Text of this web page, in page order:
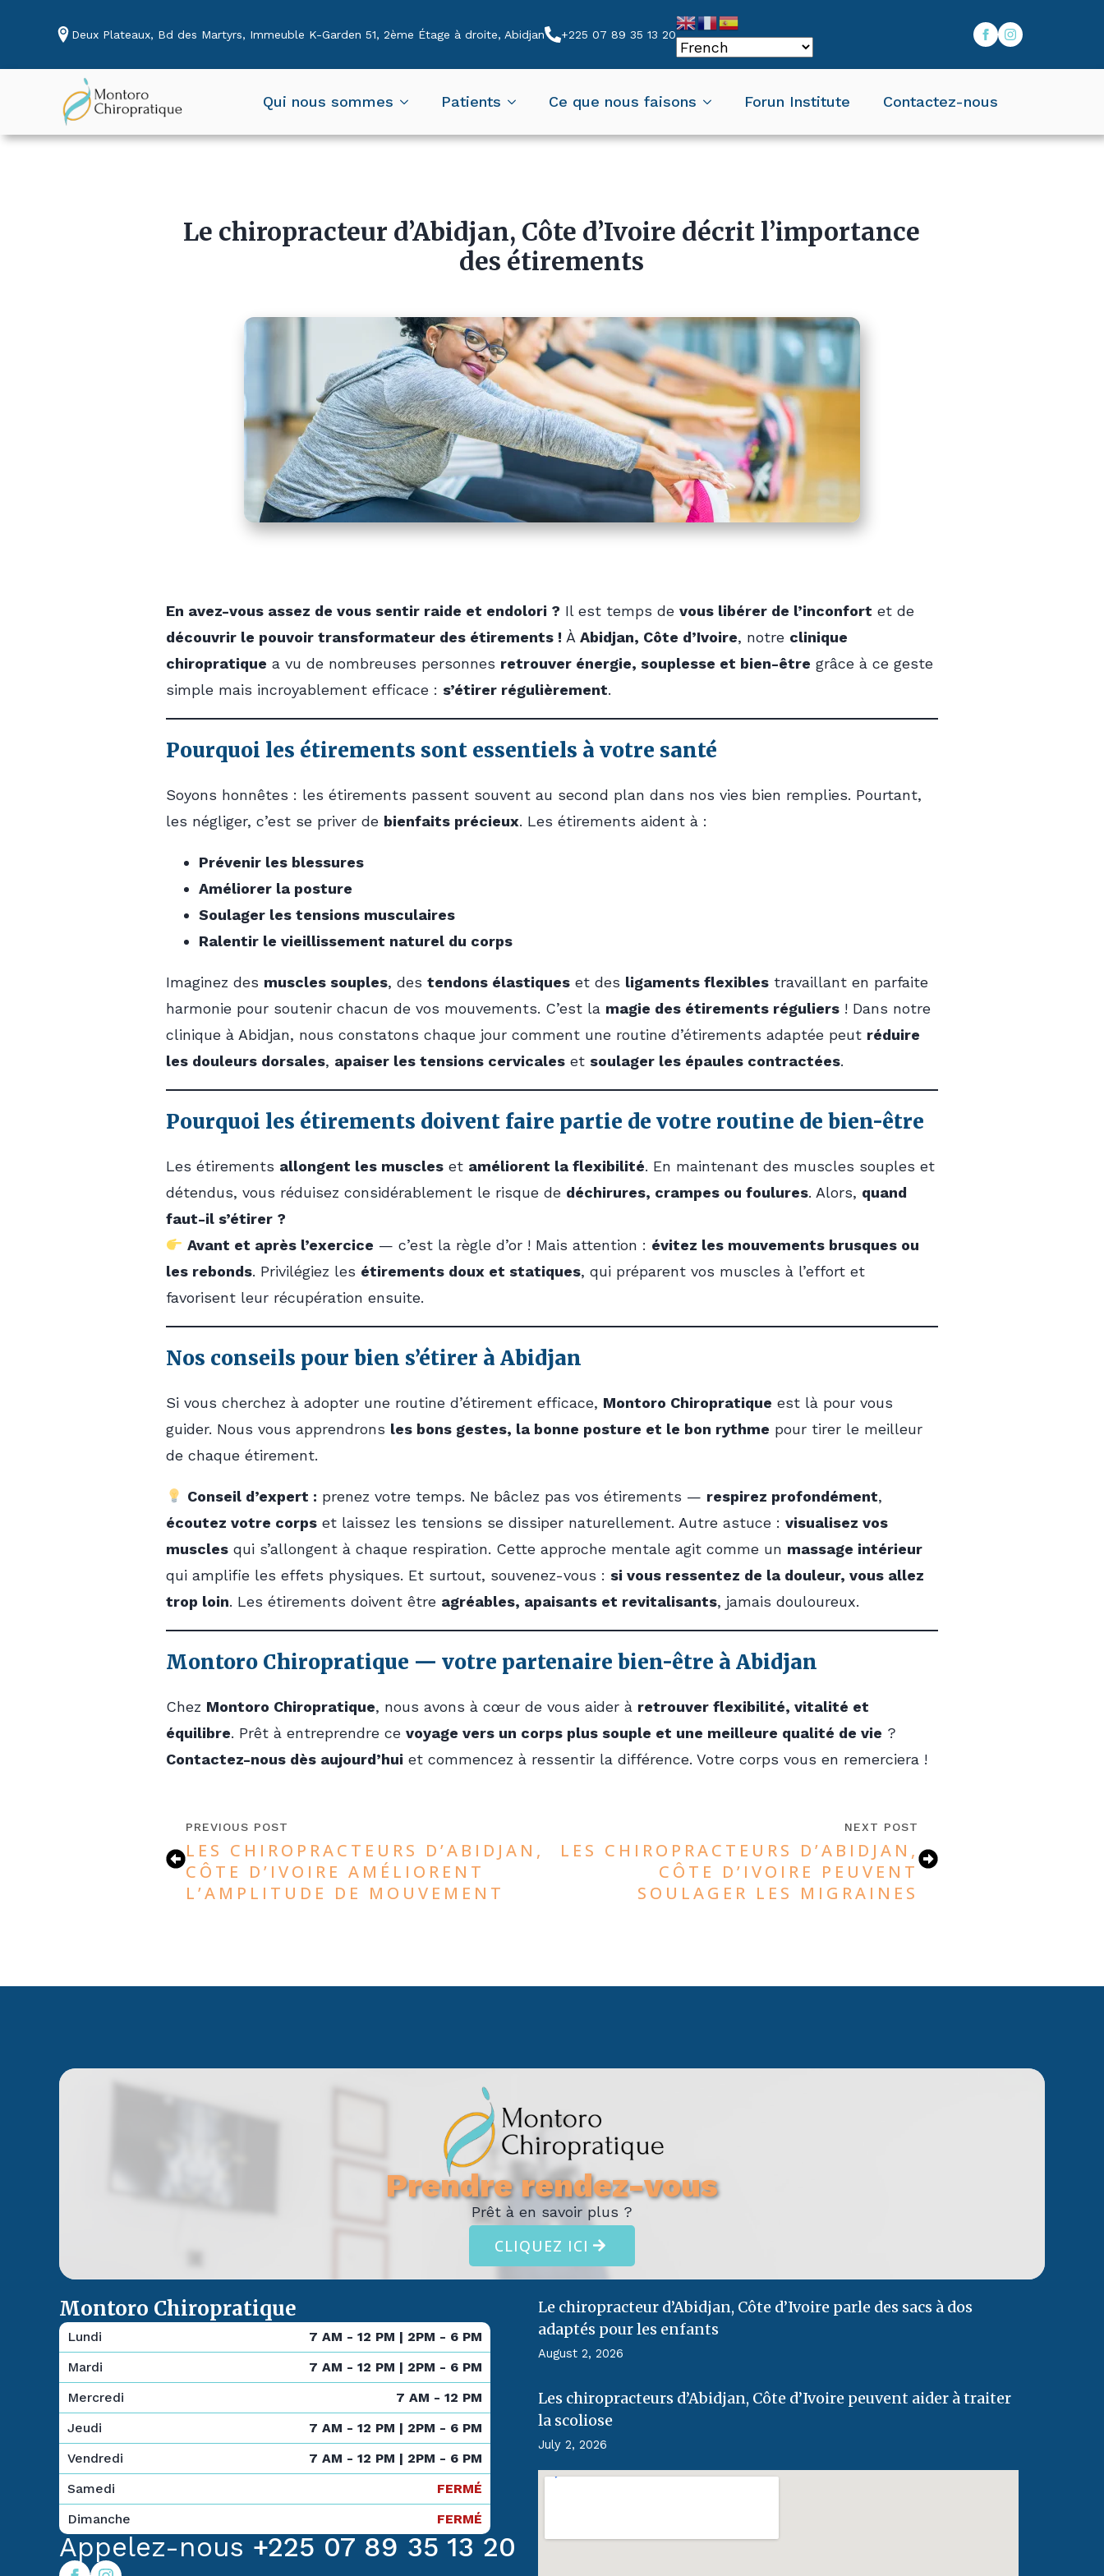
Deux Plateaux, Bd des Martyrs, Immeuble K-Garden 51, 2ème Étage à droite, Abidjan +225 07 89 35 13 20
Qui nous sommes Patients Ce que nous faisons Forun Institute Contactez-nous
Le chiropracteur d’Abidjan, Côte d’Ivoire décrit l’importance
des étirements
En avez-vous assez de vous sentir raide et endolori ? Il est temps de vous libérer de l’inconfort et de
découvrir le pouvoir transformateur des étirements ! À Abidjan, Côte d’Ivoire, notre clinique
chiropratique a vu de nombreuses personnes retrouver énergie, souplesse et bien-être grâce à ce geste
simple mais incroyablement efficace : s’étirer régulièrement.
Pourquoi les étirements sont essentiels à votre santé
Soyons honnêtes : les étirements passent souvent au second plan dans nos vies bien remplies. Pourtant,
les négliger, c’est se priver de bienfaits précieux. Les étirements aident à :
Prévenir les blessures
Améliorer la posture
Soulager les tensions musculaires
Ralentir le vieillissement naturel du corps
Imaginez des muscles souples, des tendons élastiqueset des ligaments flexiblestravaillant en parfaite
harmonie pour soutenir chacun de vos mouvements. C’est la magie des étirements réguliers! Dans notre
clinique à Abidjan, nous constatons chaque jour comment une routine d’étirements adaptée peut réduire
les douleurs dorsales, apaiser les tensions cervicaleset soulager les épaules contractées.
Pourquoi les étirements doivent faire partie de votre routine de bien-être
Les étirements allongent les muscleset améliorent la flexibilité. En maintenant des muscles souples et
détendus, vous réduisez considérablement le risque de déchirures, crampes ou foulures. Alors, quand
faut-il s’étirer ?
Avant et après l’exercice — c’est la règle d’or ! Mais attention : évitez les mouvements brusques ou
les rebonds. Privilégiez les étirements doux et statiques, qui préparent vos muscles à l’effort et
favorisent leur récupération ensuite.
Nos conseils pour bien s’étirer à Abidjan
Si vous cherchez à adopter une routine d’étirement efficace, Montoro Chiropratique est là pour vous
guider. Nous vous apprendrons les bons gestes, la bonne posture et le bon rythme pour tirer le meilleur
de chaque étirement.
Conseil d’expert : prenez votre temps. Ne bâclez pas vos étirements — respirez profondément,
écoutez votre corpset laissez les tensions se dissiper naturellement. Autre astuce : visualisez vos
musclesqui s’allongent à chaque respiration. Cette approche mentale agit comme un massage intérieur
qui amplifie les effets physiques. Et surtout, souvenez-vous : si vous ressentez de la douleur, vous allez
trop loin. Les étirements doivent être agréables, apaisants et revitalisants, jamais douloureux.
Montoro Chiropratique — votre partenaire bien-être à Abidjan
Chez Montoro Chiropratique, nous avons à cœur de vous aider à retrouver flexibilité, vitalité et
équilibre. Prêt à entreprendre ce voyage vers un corps plus souple et une meilleure qualité de vie ?
Contactez-nous dès aujourd’hui et commencez à ressentir la différence. Votre corps vous en remerciera !
PREVIOUS POST
LES CHIROPRACTEURS D’ABIDJAN,
CÔTE D’IVOIRE AMÉLIORENT
L’AMPLITUDE DE MOUVEMENT
NEXT POST
LES CHIROPRACTEURS D’ABIDJAN,
CÔTE D’IVOIRE PEUVENT
SOULAGER LES MIGRAINES
Prendre rendez-vous
Prêt à en savoir plus ?
CLIQUEZ ICI
Montoro Chiropratique
Lundi
7 AM - 12 PM | 2PM - 6 PM
Mardi
7 AM - 12 PM | 2PM - 6 PM
Mercredi
7 AM - 12 PM
Jeudi
7 AM - 12 PM | 2PM - 6 PM
Vendredi
7 AM - 12 PM | 2PM - 6 PM
Samedi
FERMÉ
Dimanche
FERMÉ
Appelez-nous +225 07 89 35 13 20
Le chiropracteur d’Abidjan, Côte d’Ivoire parle des sacs à dos
adaptés pour les enfants
August 2, 2026
Les chiropracteurs d’Abidjan, Côte d’Ivoire peuvent aider à traiter
la scoliose
July 2, 2026